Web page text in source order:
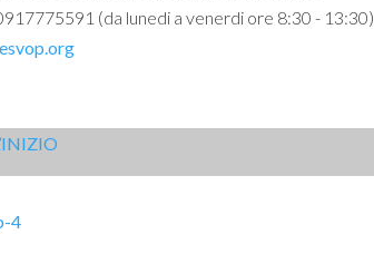
(da lunedi a venerdi ore 8:30 - 13:30)
4